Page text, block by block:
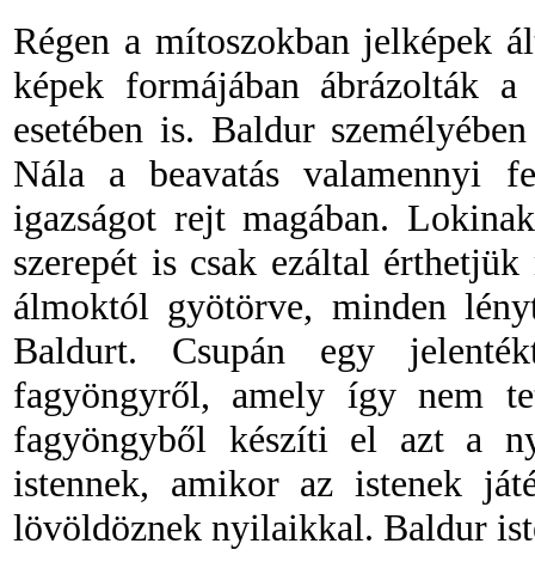
Régen a mítoszokban jelképek
képek formájában ábrázolták
esetében is. Baldur
Nála a beavatás valamennyi
igazságot rejt magában.
szerepét is csak ezáltal
álmoktól gyötörve, minden
Baldurt. Csupán egy
fagyöngyről, amely így nem
fagyöngyből készíti el azt a
istennek, amikor az istenek
lövöldöznek nyilaikkal. Baldur